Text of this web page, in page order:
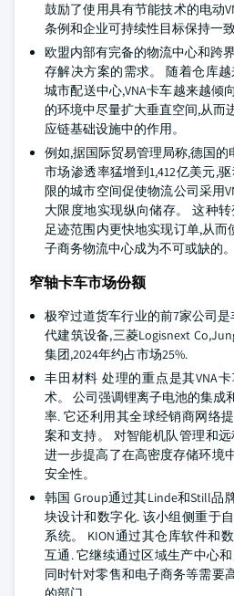
鼓励了使用具有节能技术的电动
条例和企业可持续性目标保持一致
欧盟内部有完备的物流中心和跨
存解决方案的需求。 随着仓库
城市配送中心,VNA卡车越来越倾
的环境中尽量扩大垂直空间,从而
应链基础设施中的作用。
例如,据国际贸易管理局称,德国的
市场渗透率猛增到1,412亿美元,
限的城市空间促使物流公司采用
大限度地实现纵向储存。 这种
足迹范围内更快地实现订单,从而
子商务物流中心成为不可或缺的。
窄轴卡车市场份额
极窄过道货车行业的前7家公司是
代建筑设备,三菱Logisnext
集团,2024年约占市场25%.
丰田材料 处理的重点是其VNA
术。 公司强调锂离子电池的集成
率. 它还利用其全球经销商网络
案和支持。 对智能机队管理和
进一步提高了在高密度存储环境
安全性。
韩国 Group通过其Linde和Still品
块设计和数字化. 该小组侧重于
系统。 KION通过其仓库软件和
互通. 它继续通过区域生产中心
同时针对零售和电子商务等需要